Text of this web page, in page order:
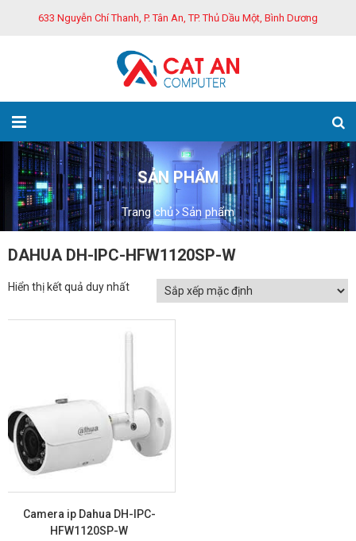
633 Nguyễn Chí Thanh, P. Tân An, TP. Thủ Dầu Một, Bình Dương
SẢN PHẨM
Trang chủ Sản phẩm
DAHUA DH-IPC-HFW1120SP-W
Hiển thị kết quả duy nhất
Camera ip Dahua DH-IPC-
HFW1120SP-W